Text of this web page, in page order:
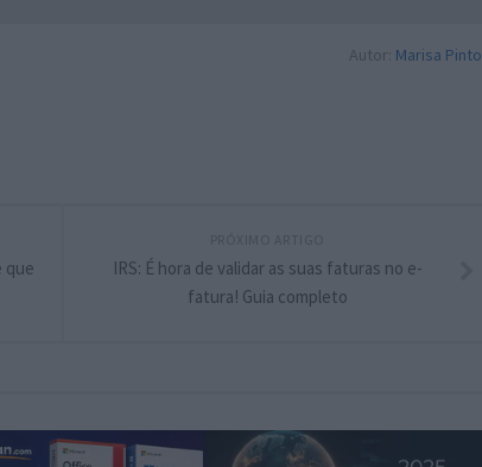
Autor: Marisa Pinto
IRS: É hora de validar as suas faturas no e-
fatura! Guia completo
que